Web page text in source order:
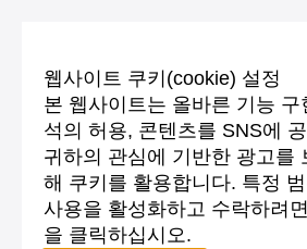
웹사이트 쿠키(cookie) 설정
본 웹사이트는 올바른 기능 구
석의 허용, 콘텐츠를 SNS에
귀하의 관심에 기반한 광고를
해 쿠키를 활용합니다. 특정 범
사용을 활성화하고 수락하려
을 클릭하십시오.